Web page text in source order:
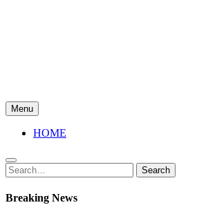
Menu
HOME
Search
for:
Search
Breaking News